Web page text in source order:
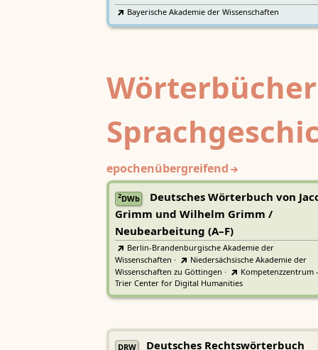
Bayerische Akademie der Wissenschaften
epochenübergreifend
2DWb
Deutsches Wörterbuch von
Grimm und Wilhelm Grimm /
Neubearbeitung (A–F)
Berlin-Brandenburgische Akademie der
Wissenschaften ·
Niedersächsische Akademie der
Wissenschaften zu Göttingen ·
Kompetenzzentrum -
Trier Center for Digital Humanities
DRW Deutsches Rechtswörterbuch